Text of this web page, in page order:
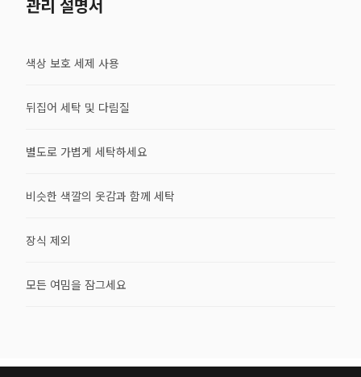
관리 설명서
색상 보호 세제 사용
뒤집어 세탁 및 다림질
별도로 가볍게 세탁하세요
비슷한 색깔의 옷감과 함께 세탁
장식 제외
모든 여밈을 잠그세요